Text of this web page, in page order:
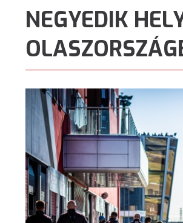
NEGYEDIK